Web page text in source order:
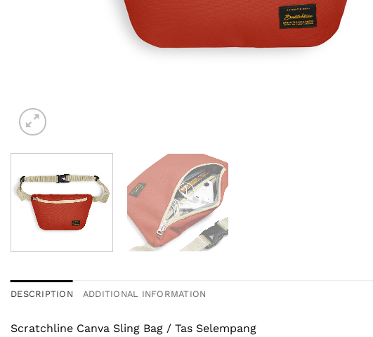
DESCRIPTION ADDITIONAL INFORMATION
Scratchline Canva Sling Bag / Tas Selempang